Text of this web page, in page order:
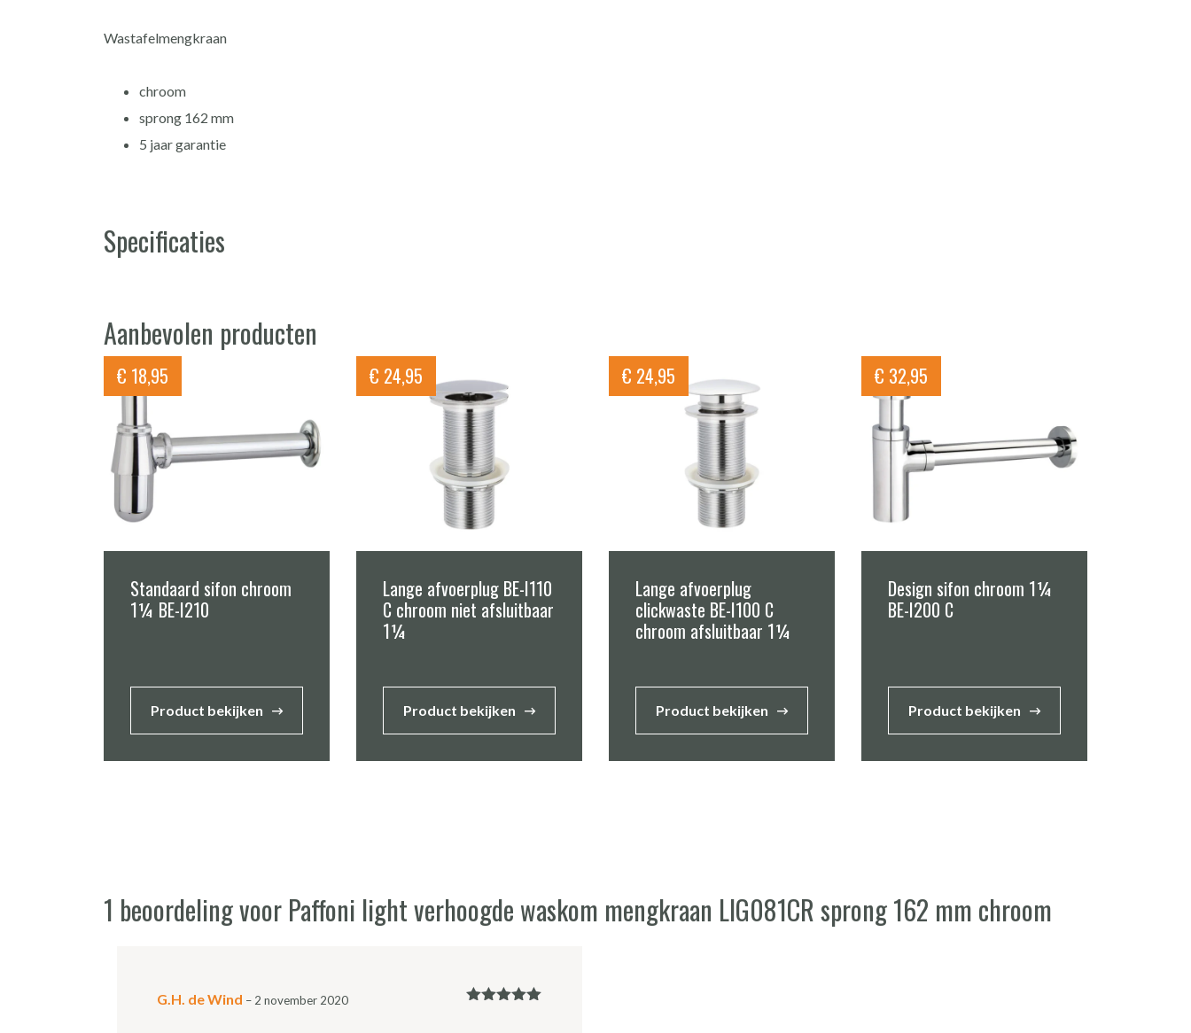
Wastafelmengkraan
chroom
sprong 162 mm
5 jaar garantie
Specificaties
Aanbevolen producten
€ 18,95
Standaard sifon chroom
1¼ BE-I210
Product bekijken
€ 24,95
Lange afvoerplug BE-I110
C chroom niet afsluitbaar
1¼
Product bekijken
€ 24,95
Lange afvoerplug
clickwaste BE-I100 C
chroom afsluitbaar 1¼
Product bekijken
€ 32,95
Design sifon chroom 1¼
BE-I200 C
Product bekijken
1 beoordeling voor Paffoni light verhoogde waskom mengkraan LIG081CR sprong 162 mm chroom
G.H. de Wind – 2 november 2020